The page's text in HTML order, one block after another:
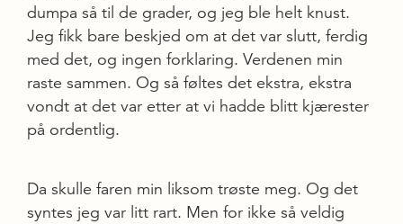
dumpa så til de grader, og jeg ble helt knust.
Jeg fikk bare beskjed om at det var slutt, ferdig
med det, og ingen forklaring. Verdenen min
raste sammen. Og så føltes det ekstra, ekstra
vondt at det var etter at vi hadde blitt kjærester
på ordentlig.
Da skulle faren min liksom trøste meg. Og det
syntes jeg var litt rart. Men for ikke så veldig